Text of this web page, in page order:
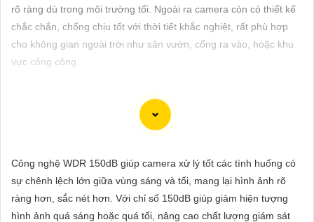
PHỤ
KIỆN
VẤN
DỊCH
VỤ
rõ ràng dù trong môi trường tối. Ngoài ra camera còn có thiết kế
chắc chắn, chống chịu tốt với thời tiết khắc nghiệt, rất phù hợp
cho không gian ngoài trời như sân vườn, cổng ra vào, hoặc khu
vực công cộng.
tiêu cự của ống kính một cách linh hoạt và dễ dàng từ xa, giúp
Công nghệ WDR 150dB giúp camera xử lý tốt các tình huống có
sự chênh lệch lớn giữa vùng sáng và tối, mang lại hình ảnh rõ
ràng hơn, sắc nét hơn. Với chỉ số 150dB giúp giảm hiện tượng
hình ảnh quá sáng hoặc quá tối, nâng cao chất lượng giám sát